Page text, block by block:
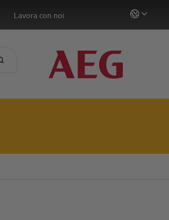
Lavora con noi